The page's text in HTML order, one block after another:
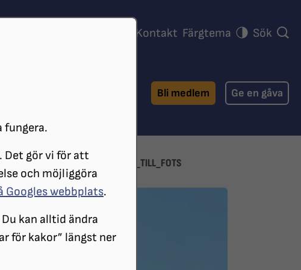
fungera.
Det gör vi för att
och möjliggöra
Googles webbplats.
kan alltid ändra
för kakor” längst ner
Kontakt Färgtema Sök
Bli medlem Ge en gåva
KURS_LÄR_KÄNNA_GÖTEBORG_TILL_FOTS